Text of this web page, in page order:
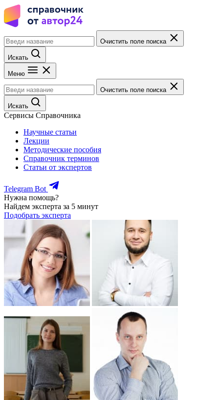
Очистить поле поиска
Искать
Меню
Очистить поле поиска
Искать
Сервисы Справочника
Научные статьи
Лекции
Методические пособия
Справочник терминов
Статьи от экспертов
Telegram Bot
Нужна помощь?
Найдем эксперта за 5 минут
Подобрать эксперта